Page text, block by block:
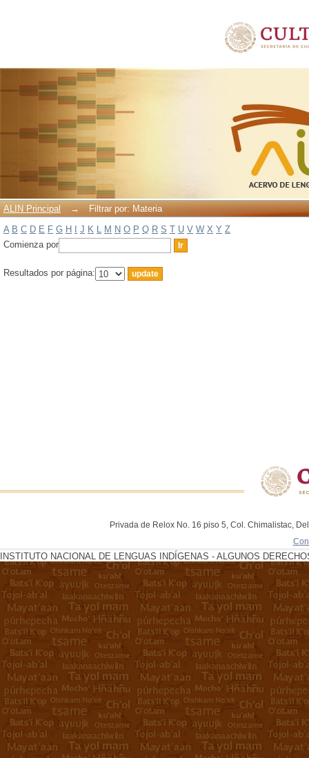
ALIN Principal →
Filtrar por: Materia
A B C D E F G H J K L M N O P Q R S T U V W X Y Z
Comienza por
Resultados por página:
Privada de Relox No. 16 piso 5, Col. Chimalistac,
INSTITUTO NACIONAL DE LENGUAS INDÍGENAS - ALGUNOS